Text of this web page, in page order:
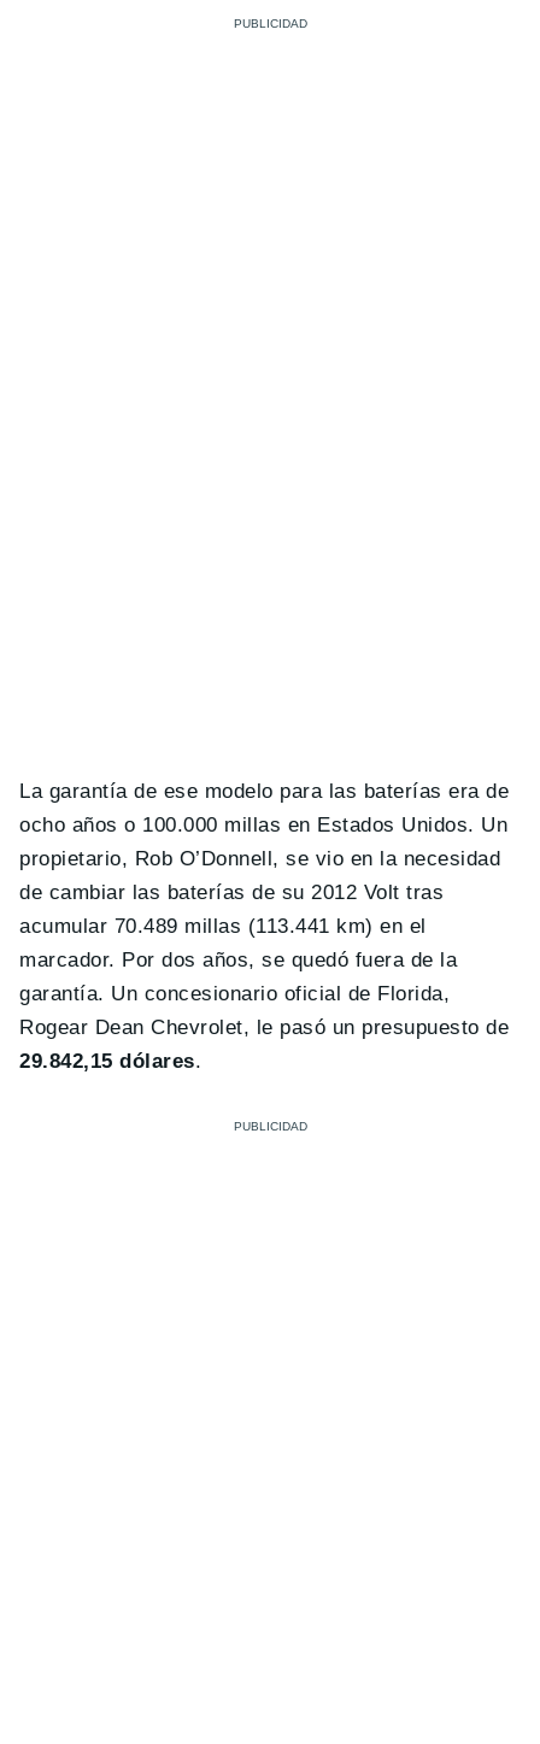
La garantía de ese modelo para las baterías era de
ocho años o 100.000 millas en Estados Unidos. Un
propietario, Rob O’Donnell, se vio en la necesidad
de cambiar las baterías de su 2012 Volt tras
acumular 70.489 millas (113.441 km) en el
marcador. Por dos años, se quedó fuera de la
garantía. Un concesionario oficial de Florida,
Rogear Dean Chevrolet, le pasó un presupuesto de
29.842,15 dólares.